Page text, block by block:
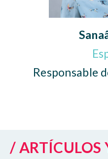
Responsable
/ ARTÍCULOS